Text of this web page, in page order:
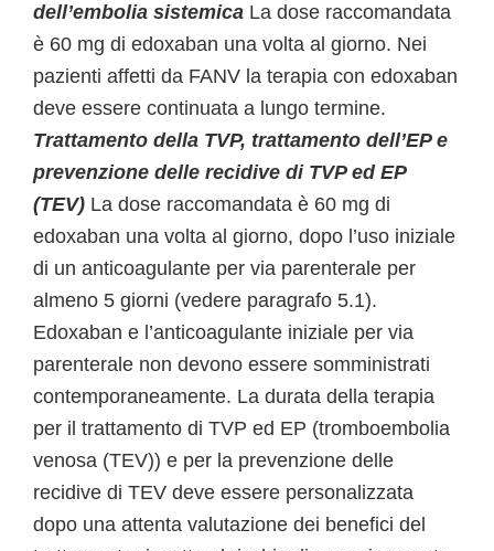
dell’embolia sistemica La dose raccomandata
è 60 mg di edoxaban una volta al giorno. Nei
pazienti affetti da FANV la terapia con edoxaban
deve essere continuata a lungo termine.
Trattamento della TVP, trattamento dell’EP e
prevenzione delle recidive di TVP ed EP
(TEV) La dose raccomandata è 60 mg di
edoxaban una volta al giorno, dopo l’uso iniziale
di un anticoagulante per via parenterale per
almeno 5 giorni (vedere paragrafo 5.1).
Edoxaban e l’anticoagulante iniziale per via
parenterale non devono essere somministrati
contemporaneamente. La durata della terapia
per il trattamento di TVP ed EP (tromboembolia
venosa (TEV)) e per la prevenzione delle
recidive di TEV deve essere personalizzata
dopo una attenta valutazione dei benefici del